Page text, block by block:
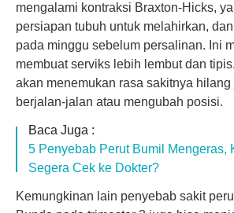
mengalami kontraksi Braxton-Hicks,
persiapan tubuh untuk melahirkan,
pada minggu sebelum persalinan. Ini
membuat serviks lebih lembut dan
akan menemukan rasa sakitnya hilang
berjalan-jalan atau mengubah posisi.
Baca Juga :
5 Penyebab Perut Bumil Mengeras,
Segera Cek ke Dokter?
Kemungkinan lain penyebab sakit